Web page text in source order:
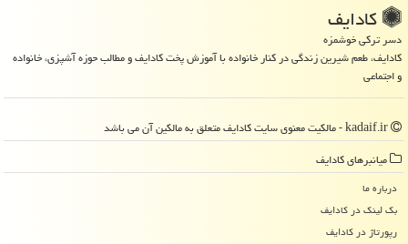
كادایف
دسر ترکی خوشمزه
کادایف، طعم شیرین زندگی در کنار خانواده با آموزش پخت کادایف و مطالب حوزه آشپزی، خانواده
و اجتماعی
میانبرهای كادایف
درباره ما
بک لینک در كادایف
رپورتاژ در كادایف